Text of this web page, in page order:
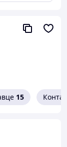
от
в
для
15